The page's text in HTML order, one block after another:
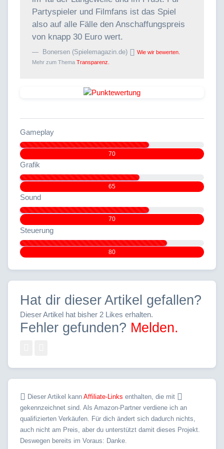
Partyspieler und Filmfans ist das Spiel
also auf alle Fälle den Anschaffungspreis
von knapp 30 Euro wert.
Bonersen (Spielemagazin.de)
Wie wir bewerten.
Mehr zum Thema Transparenz.
Gameplay
70
Grafik
65
Sound
70
Steuerung
80
Hat dir dieser Artikel gefallen?
Dieser Artikel hat bisher 2 Likes erhalten.
Fehler gefunden? Melden.
Dieser Artikel kann Affiliate-Links enthalten, die mit
gekennzeichnet sind. Als Amazon-Partner verdiene ich an
qualifizierten Verkäufen. Für dich ändert sich dadurch nichts,
auch nicht am Preis, aber du unterstützt damit dieses Projekt.
Deswegen bereits im Voraus: Danke.